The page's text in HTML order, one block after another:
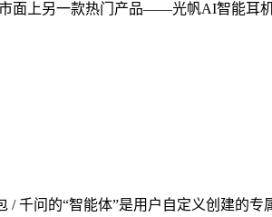
面上另一款热门产品——光帆AI智能耳
千问的“智能体”是用户自定义创建的